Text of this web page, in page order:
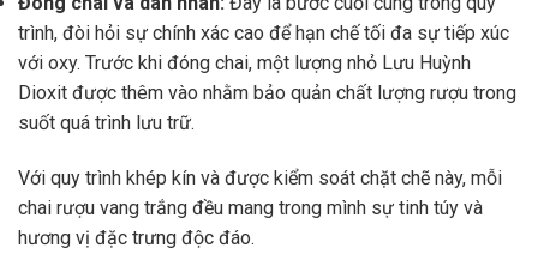
trình, đòi hỏi sự chính xác cao để hạn chế tối đa sự tiếp xúc
với oxy. Trước khi đóng chai, một lượng nhỏ Lưu Huỳnh
Dioxit được thêm vào nhằm bảo quản chất lượng rượu trong
suốt quá trình lưu trữ.
Với quy trình khép kín và được kiểm soát chặt chẽ này, mỗi
chai rượu vang trắng đều mang trong mình sự tinh túy và
hương vị đặc trưng độc đáo.